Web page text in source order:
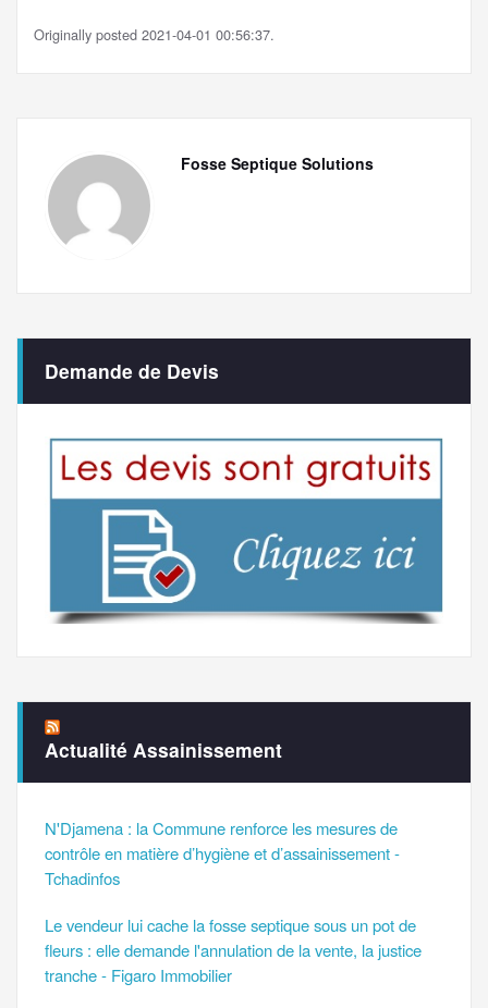
Originally posted 2021-04-01 00:56:37.
Fosse Septique Solutions
Demande de Devis
Actualité Assainissement
N'Djamena : la Commune renforce les mesures de
contrôle en matière d’hygiène et d’assainissement -
Tchadinfos
Le vendeur lui cache la fosse septique sous un pot de
fleurs : elle demande l'annulation de la vente, la justice
tranche - Figaro Immobilier